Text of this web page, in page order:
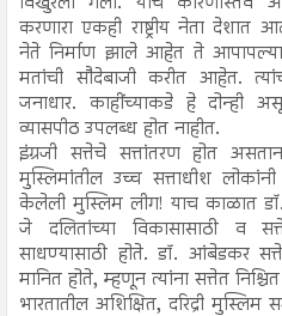
करणारा एकही राष्ट्रीय नेता देशात
नेते निर्माण झाले आहेत ते
मतांची सौदेबाजी करीत आहेत.
जनाधार. काहींच्याकडे हे दोन्ही
व्यासपीठ उपलब्ध होत नाहीत.
इंग्रजी सत्तेचे सत्तांतरण होत
मुस्लिमांतील उच्च सत्ताधीश
केलेली मुस्लिम लीग! याच काळात
जे दलितांच्या विकासासाठी व
साधण्यासाठी होते. डॉ. आंबेडकर
मानित होते, म्हणून त्यांना सत्तेत
भारतातील अशिक्षित, दरिद्री